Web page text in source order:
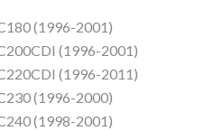
(1996-2001)
(1996-2001)
(1996-2011)
(1996-2000)
(1998-2001)